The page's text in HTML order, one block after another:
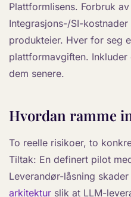
Plattformlisens. Forbruk
Integrasjons-/SI-
produkteier. Hver for seg
plattformavgiften.
dem senere.
Hvordan ramme
To reelle risikoer, to
Tiltak: En definert pilot
Leverandør-låsning
arkitektur slik at LLM-